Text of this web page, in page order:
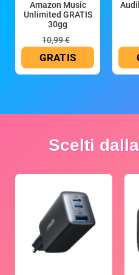
Amazon Music
Unlimited GRATIS
30gg
10,99 €
GRATIS
Scelti